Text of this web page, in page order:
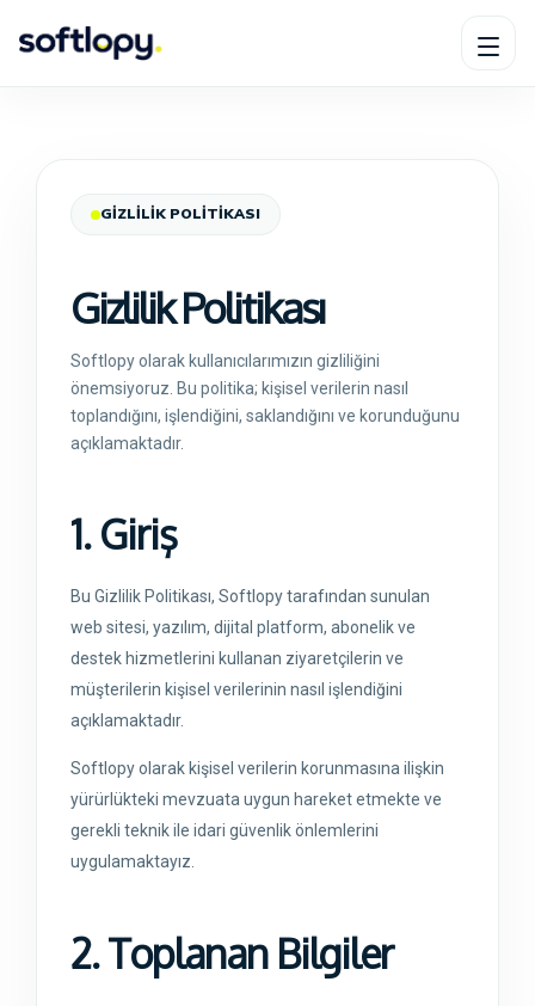
GİZLİLİK POLİTİKASI
Gizlilik Politikası
Softlopy olarak kullanıcılarımızın gizliliğini
önemsiyoruz. Bu politika; kişisel verilerin nasıl
toplandığını, işlendiğini, saklandığını ve korunduğunu
açıklamaktadır.
1. Giriş
Bu Gizlilik Politikası, Softlopy tarafından sunulan
web sitesi, yazılım, dijital platform, abonelik ve
destek hizmetlerini kullanan ziyaretçilerin ve
müşterilerin kişisel verilerinin nasıl işlendiğini
açıklamaktadır.
Softlopy olarak kişisel verilerin korunmasına ilişkin
yürürlükteki mevzuata uygun hareket etmekte ve
gerekli teknik ile idari güvenlik önlemlerini
uygulamaktayız.
2. Toplanan Bilgiler